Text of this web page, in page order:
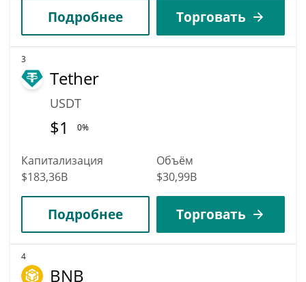
Подробнее Торговать
3
Tether
USDT
$1 0%
Капитализация
$183,36B
Объём
$30,99B
Подробнее Торговать
4
BNB